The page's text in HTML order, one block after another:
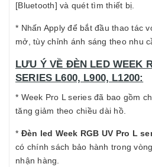
[Bluetooth] và quét tìm thiết bị.
* Nhấn Apply để bắt đầu thao tác
mở, tùy chỉnh ánh sáng theo nhu
LƯU Ý VỀ ĐÈN LED WEEK
SERIES L600, L900, L1200:
* Week Pro L series đã bao gồm
tăng giảm theo chiều dài hồ.
* Đèn led Week RGB UV Pro L
có chính sách bảo hành trong
nhận hàng.